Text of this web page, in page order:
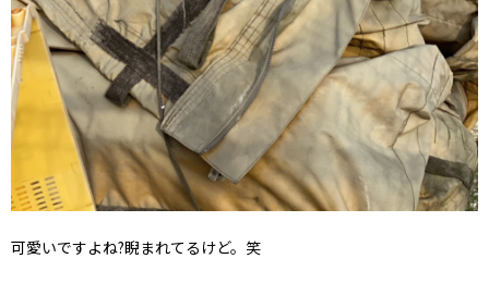
可愛いですよね?睨まれてるけど。笑